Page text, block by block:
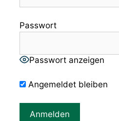
Passwort
Passwort anzeigen
Angemeldet bleiben